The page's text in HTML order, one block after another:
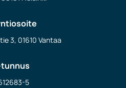
3, 01610 Vantaa
tunnus
5